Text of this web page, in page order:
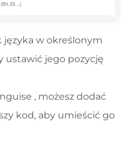
języka w określonym
ustawić jego pozycję
, możesz dodać
kod, aby umieścić go